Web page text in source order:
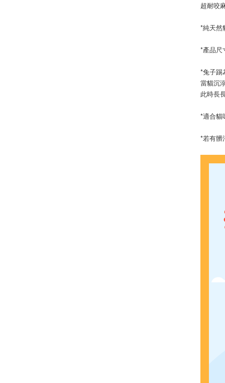
超耐咬
*純天然
*產品尺
*兔子踢
當貓沉
此時長
*適合貓
*若有髒